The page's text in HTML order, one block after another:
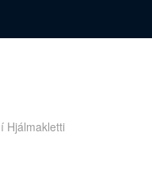
Hjálmakletti